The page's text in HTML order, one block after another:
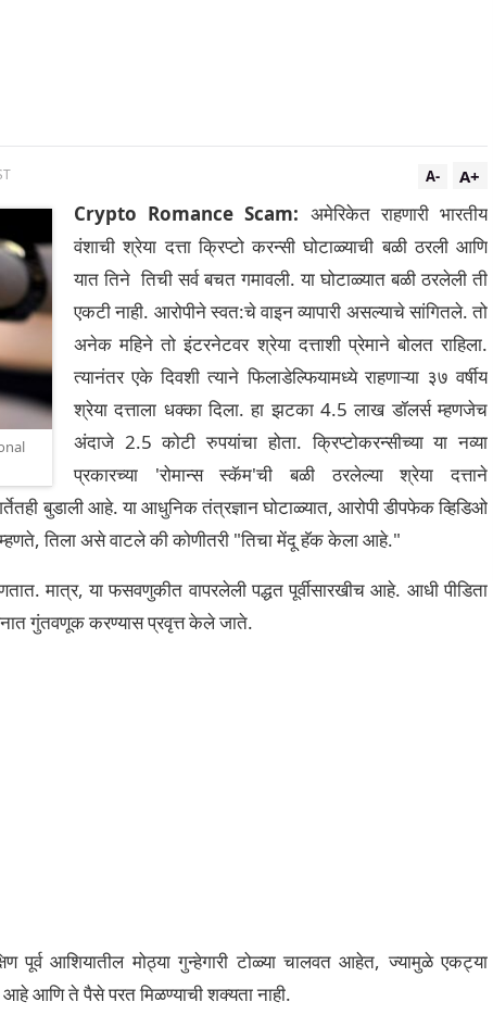
A+
A-
Crypto Romance Scam: अमेरिकेत राहणारी भारतीय
वंशाची श्रेया दत्ता क्रिप्टो करन्सी घोटाळ्याची बळी ठरली आणि
यात तिने तिची सर्व बचत गमावली. या घोटाळ्यात बळी ठरलेली ती
एकटी नाही. आरोपीने स्वत:चे वाइन व्यापारी असल्याचे सांगितले. तो
अनेक महिने तो इंटरनेटवर श्रेया दत्ताशी प्रेमाने बोलत राहिला.
त्यानंतर एके दिवशी त्याने फिलाडेल्फियामध्ये राहणाऱ्या ३७ वर्षीय
श्रेया दत्ताला धक्का दिला. हा झटका 4.5 लाख डॉलर्स म्हणजेच
अंदाजे 2.5 कोटी रुपयांचा होता.क्रिप्टोकरन्सीच्या या नव्या
प्रकारच्या 'रोमान्स स्कॅम'ची बळी ठरलेल्या श्रेया दत्ताने
बुडाली आहे. या आधुनिक तंत्रज्ञान घोटाळ्यात, आरोपी डीपफेक व्हिडिओ
तिला असे वाटले की कोणीतरी "तिचा मेंदू हॅक केला आहे."
मात्र, या फसवणुकीत वापरलेली पद्धत पूर्वीसारखीच आहे. आधी पीडिता
गुंतवणूक करण्यास प्रवृत्त केले जाते.
पूर्व आशियातील मोठ्या गुन्हेगारी टोळ्या चालवत आहेत, ज्यामुळे एकट्या
आणि ते पैसे परत मिळण्याची शक्यता नाही.